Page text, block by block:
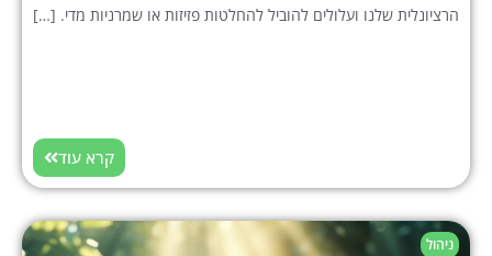
הרציונלית שלנו ועלולים להוביל להחלטות פזיזות או שמרניות מדי. […]
קרא עוד
ניהול